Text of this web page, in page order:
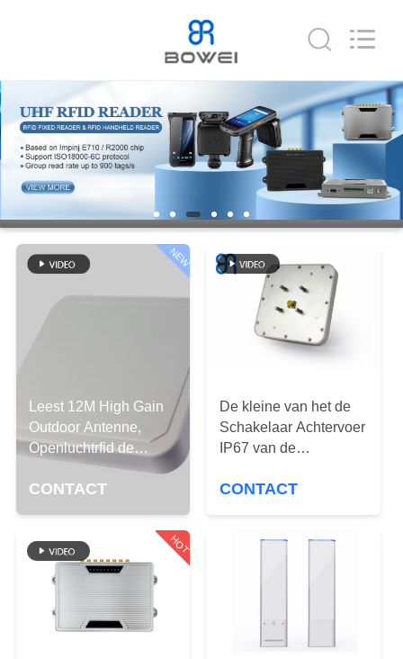
HUIS
PRODUCTEN
VIDEOS
VR-
SHOW
ONGEVEER
FABRIEKSREIS
KWALITEITSCONTROLE
CONTACTEER
ONS
NIEUWS
NEW
Leest 12M High Gain
Outdoor Antenne,
Openluchtrfid de
Antennegrootte
258*258*36mm van
CONTACT
De kleine van het de
Schakelaar Achtervoer
IP67 van de
Antenne Frequentie
CONTACT
HOT